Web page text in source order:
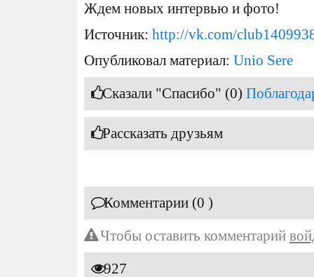
Ждем новых интервью и фото!
Источник: http://vk.com/
Опубликовал материал: Unio Sere
Сказали "Спасибо" (0)
Рассказать друзьям
Комментарии (0 )
Чтобы оставить комментарий
927